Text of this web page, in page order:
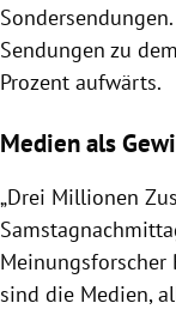
Sendungen zu
Prozent aufwärts.
Medien als
„Drei Millionen
Meinungsforscher
sind die Medien,